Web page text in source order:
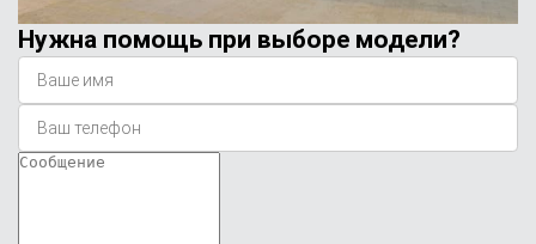
Нужна помощь при выборе модели?